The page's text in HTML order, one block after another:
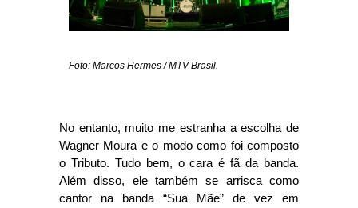
Foto: Marcos Hermes / MTV Brasil.
No entanto, muito me estranha a escolha de
Wagner Moura e o modo como foi composto
o Tributo. Tudo bem, o cara é fã da banda.
Além disso, ele também se arrisca como
cantor na banda “Sua Mãe” de vez em